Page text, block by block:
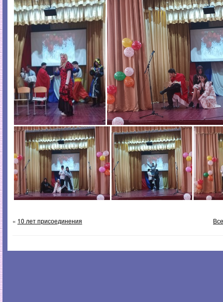
« 10 лет присоединения